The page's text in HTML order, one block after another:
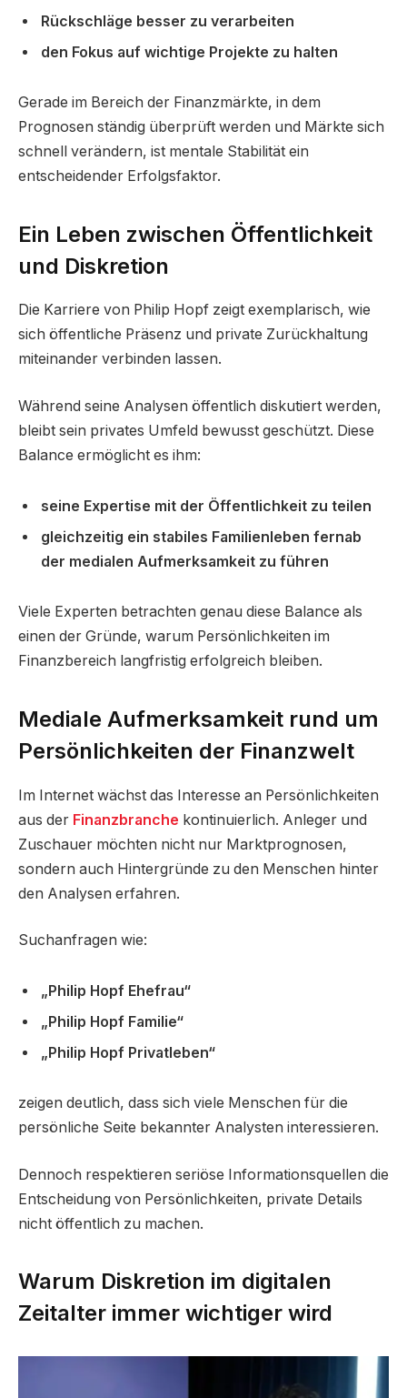
Rückschläge besser zu verarbeiten
den Fokus auf wichtige Projekte zu halten
Gerade im Bereich der Finanzmärkte, in dem
Prognosen ständig überprüft werden und Märkte sich
schnell verändern, ist mentale Stabilität ein
entscheidender Erfolgsfaktor.
Ein Leben zwischen Öffentlichkeit
und Diskretion
Die Karriere von Philip Hopf zeigt exemplarisch, wie
sich öffentliche Präsenz und private Zurückhaltung
miteinander verbinden lassen.
Während seine Analysen öffentlich diskutiert werden,
bleibt sein privates Umfeld bewusst geschützt. Diese
Balance ermöglicht es ihm:
seine Expertise mit der Öffentlichkeit zu teilen
gleichzeitig ein stabiles Familienleben fernab
der medialen Aufmerksamkeit zu führen
Viele Experten betrachten genau diese Balance als
einen der Gründe, warum Persönlichkeiten im
Finanzbereich langfristig erfolgreich bleiben.
Mediale Aufmerksamkeit rund um
Persönlichkeiten der Finanzwelt
Im Internet wächst das Interesse an Persönlichkeiten
aus der Finanzbranche kontinuierlich. Anleger und
Zuschauer möchten nicht nur Marktprognosen,
sondern auch Hintergründe zu den Menschen hinter
den Analysen erfahren.
Suchanfragen wie:
„Philip Hopf Ehefrau“
„Philip Hopf Familie“
„Philip Hopf Privatleben“
zeigen deutlich, dass sich viele Menschen für die
persönliche Seite bekannter Analysten interessieren.
Dennoch respektieren seriöse Informationsquellen die
Entscheidung von Persönlichkeiten, private Details
nicht öffentlich zu machen.
Warum Diskretion im digitalen
Zeitalter immer wichtiger wird